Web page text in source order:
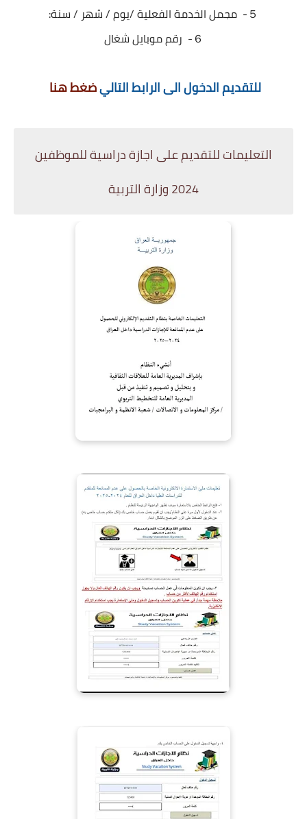
５- مجمل الخدمة الفعلية /يوم / شهر / سنة:
６- رقم موبايل شغال
للتقديم الدخول الى الرابط التاليضغط هنا
التعليمات للتقديم على اجازة دراسية للموظفين
2024 وزارة التربية